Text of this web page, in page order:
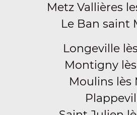
Metz Vallières
Le Ban saint
Longeville
Montigny
Moulins lès